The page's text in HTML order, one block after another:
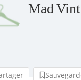
Mad